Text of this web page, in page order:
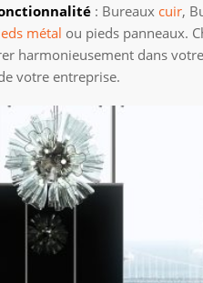
: Bureaux cuir,
métal ou pieds panneaux.
harmonieusement dans
votre entreprise.